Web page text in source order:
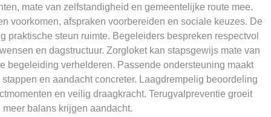
mate van zelfstandigheid en gemeentelijke route mee.
voorkomen, afspraken voorbereiden en sociale keuzes. De
praktische steun ruimte. Begeleiders bespreken respectvol
en dagstructuur. Zorgloket kan stapsgewijs mate van
begeleiding verhelderen. Passende ondersteuning maakt
en aandacht concreter. Laagdrempelig beoordeling
en veilig draagkracht. Terugvalpreventie groeit
balans krijgen aandacht.